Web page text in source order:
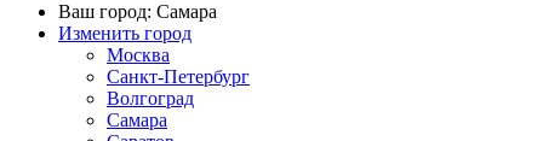
Ваш город: Самара
Изменить город
Москва
Санкт-Петербург
Волгоград
Самара